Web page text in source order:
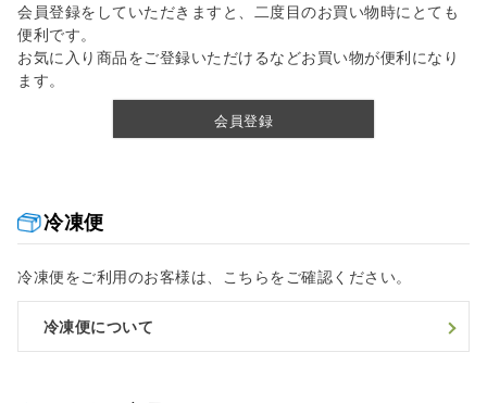
冷凍便
冷凍便をご利用のお客様は、こちらをご確認ください。
冷凍便について
会員登録をしていただきますと、二度目のお買い物時にとても
便利です。
お気に入り商品をご登録いただけるなどお買い物が便利になり
ます。
会員登録